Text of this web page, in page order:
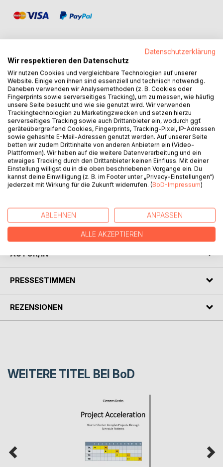
BESCHREIBUNG
Zielgruppe des Buches sind Leserinnen und Leser, die ihre
Rente durch ein erworbenes Vermögen ergänzen wollen. In
einer leicht verständlichen Sprache werden zwei einfache
Wege zur Geldvermehrung erklärt. Der erste Weg führt
über eine gewinnorientierte Kapitalanlage, die das Geld
innerhalb von 4 Jahren verdoppelt. Der zweite Weg führt
über eine sicherheitsorientierte Anlage mit einem
garantierten Festzins, bei der man durch eine bestimmte
Maßnahme weitere Gewinnsteigerungen erzielen kann.
erforderliche Startkapital und desto größer das bis zum
Beginn der Rentenzahlungen erworbene Vermögen.
AUTOR/IN
PRESSESTIMMEN
REZENSIONEN
WEITERE TITEL BEI BoD
Datenschutzerklärung
Wir respektieren den Datenschutz
Wir nutzen Cookies und vergleichbare Technologien auf unserer
Website. Einige von ihnen sind essenziell und technisch notwendig.
Daneben verwenden wir Analysemethoden (z. B. Cookies oder
Fingerprints sowie serverseitiges Tracking), um zu messen, wie häufig
unsere Seite besucht und wie sie genutzt wird. Wir verwenden
Trackingtechnologien zu Marketingzwecken und setzen hierzu
serverseitiges Tracking sowie auch Drittanbieter ein, wodurch ggf.
geräteübergreifend Cookies, Fingerprints, Tracking-Pixel, IP-Adressen
sowie gehashte E-Mail-Adressen genutzt werden. Auf unserer Seite
betten wir zudem Drittinhalte von anderen Anbietern ein (Video-
Plattformen). Wir haben auf die weitere Datenverarbeitung und ein
etwaiges Tracking durch den Drittanbieter keinen Einfluss. Mit deiner
Einstellung willigst du in die oben beschriebenen Vorgänge ein. Du
kannst deine Einwilligung (z. B. im Footer unter „Privacy-Einstellungen“)
jederzeit mit Wirkung für die Zukunft widerrufen. (BoD-Impressum)
ABLEHNEN ANPASSEN
ALLE AKZEPTIEREN